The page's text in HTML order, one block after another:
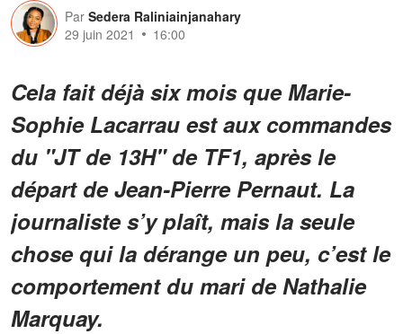
Par Sedera Raliniainjanahary
29 juin 2021
16:00
Cela fait déjà six mois que Marie-
Sophie Lacarrau est aux commandes
du "JT de 13H" de TF1, après le
départ de Jean-Pierre Pernaut. La
journaliste s’y plaît, mais la seule
chose qui la dérange un peu, c’est le
comportement du mari de Nathalie
Marquay.